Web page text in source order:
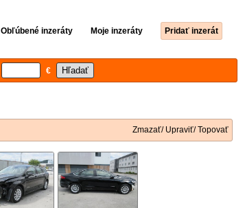
Obľúbené inzeráty Moje inzeráty Pridať inzerát
€
Zmazať/ Upraviť/ Topovať